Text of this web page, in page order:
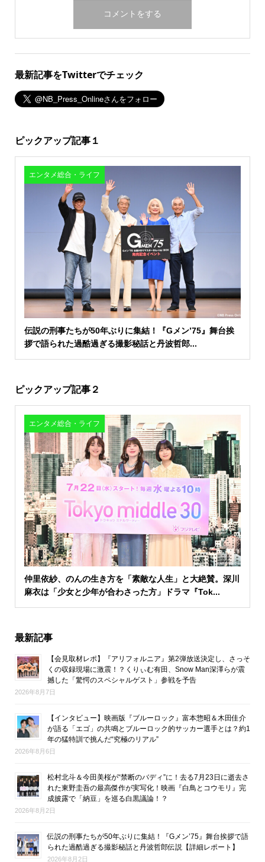
最新記事をTwitterでチェック
ピックアップ記事１
エンタメ総合・ライフ
伝説の刑事たちが50年ぶりに集結！『Gメン’75』舞台挨
拶で語られた過酷過ぎる撮影秘話と丹波哲郎...
ピックアップ記事２
エンタメ総合・ライフ
仲里依紗、のんの生き方を「素敵な人生」と大絶賛。深川
麻衣は「少女と少年が合わさった方」ドラマ『Tok...
最新記事
【会見取材レポ】『アリフォルニア』第2弾放送決定し、さっそ
くの収録現場に激震！？くりぃむ有田、Snow Man深澤らが震
撼した「驚愕のスペシャルゲスト」参戦を予告
2026年8月7日
【インタビュー】映画版『ブルーロック』富本惣昭＆木田佳介
が語る「エゴ」の共鳴とブルーロック的サッカー選手とは？約1
年の猛特訓で挑んだ“究極のリアル”
2026年8月6日
松村北斗＆今田美桜が“禁断のバディ”に！去る7月23日に逝去さ
れた東野圭吾の最高傑作が実写化！映画『白鳥とコウモリ』完
成披露で「納豆」を巡る白黒議論！？
2026年8月2日
伝説の刑事たちが50年ぶりに集結！『Gメン’75』舞台挨拶で語
られた過酷過ぎる撮影秘話と丹波哲郎伝説【詳細レポート】
2026年8月2日